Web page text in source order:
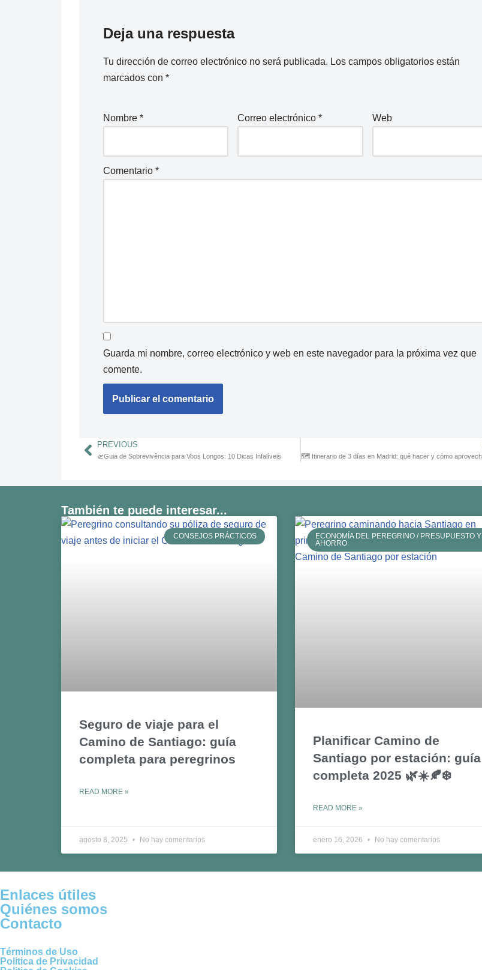
Deja una respuesta
Tu dirección de correo electrónico no será publicada. Los campos obligatorios están
marcados con *
Nombre * Correo electrónico* Web
Comentario *
Guarda mi nombre, correo electrónico y web en este navegador para la próxima vez que
comente.
PREVIOUS
🛫Guia de Sobrevivência para Voos Longos: 10 Dicas Infalíveis
También te puede interesar...
CONSEJOS PRÁCTICOS
Seguro de viaje para el
Camino de Santiago: guía
completa para peregrinos
READ MORE »
agosto 8, 2025 No hay comentarios
ECONOMÍA DEL PEREGRINO / PRESUPUESTO Y
AHORRO
Planificar Camino de
Santiago por estación: guía
completa 2025 🌿☀️🍂❄️
READ MORE »
enero 16, 2026 No hay comentarios
Enlaces útiles
Quiénes somos
Contacto
Términos de Uso
Politica de Privacidad